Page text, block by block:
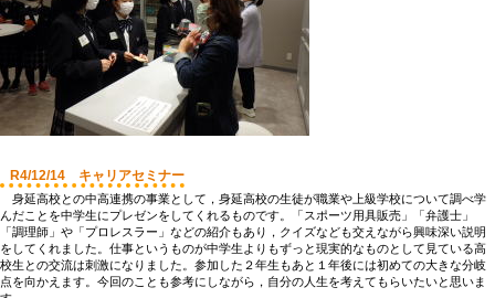
R4/12/14 キャリアセミナー
身延高校との中高連携の事業として，身延高校の生徒が職業や上級学校について調べ学
んだことを中学生にプレゼンをしてくれるものです。「スポーツ用具販売」「弁護士」
「調理師」や「プロレスラー」などの紹介もあり，クイズなども交えながら興味深い説明
をしてくれました。仕事というものが中学生よりもずっと現実的なものとして見ている高
校生との交流は刺激になりました。参加した２年生もあと１年後には初めての大きな分岐
点を向かえます。今回のことも参考にしながら，自分の人生を考えてもらいたいと思いま